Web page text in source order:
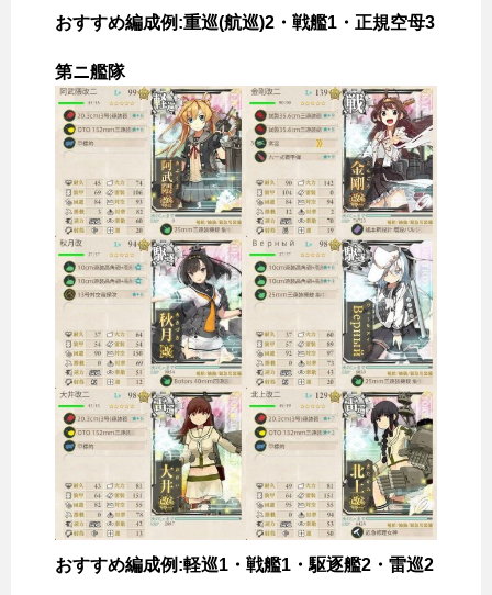
おすすめ編成例:重巡(航巡)2・戦艦1・正規空母3
第ニ艦隊
おすすめ編成例:軽巡1・戦艦1・駆逐艦2・雷巡2